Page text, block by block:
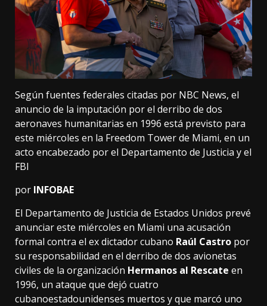
Según fuentes federales citadas por NBC News, el
anuncio de la imputación por el derribo de dos
aeronaves humanitarias en 1996 está previsto para
este miércoles en la Freedom Tower de Miami, en un
acto encabezado por el Departamento de Justicia y el
FBI
por INFOBAE
El Departamento de Justicia de Estados Unidos prevé
anunciar este miércoles en Miami una acusación
formal contra el ex dictador cubano Raúl Castro por
su responsabilidad en el derribo de dos avionetas
civiles de la organización Hermanos al Rescate en
1996, un ataque que dejó cuatro
cubanoestadounidenses muertos y que marcó uno